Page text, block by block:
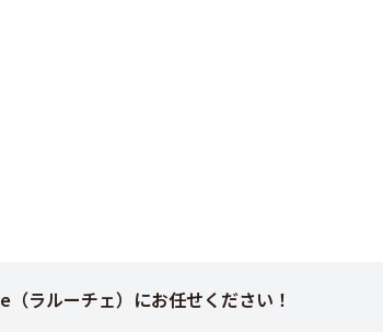
ラルーチェ）にお任せください！